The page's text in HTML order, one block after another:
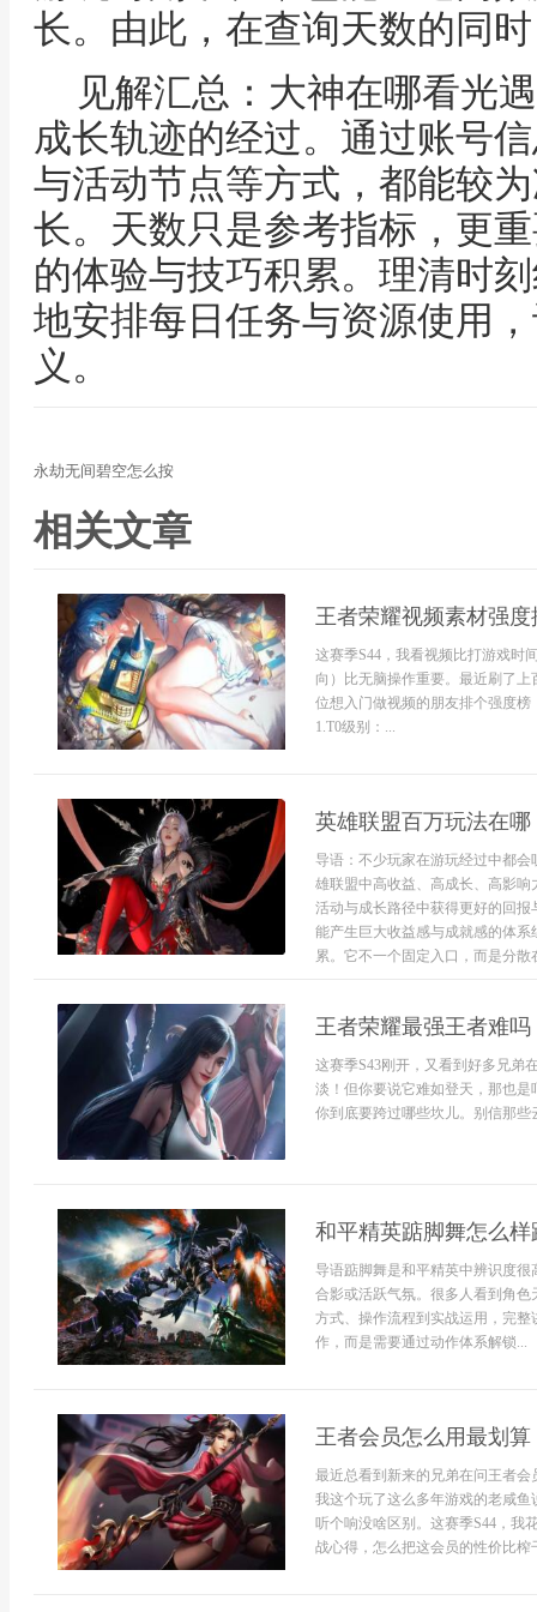
长。由此，在查询天数的同
见解汇总：大神在哪看光
成长轨迹的经过。通过账号
与活动节点等方式，都能较
长。天数只是参考指标，更
的体验与技巧积累。理清时
地安排每日任务与资源使用
义。
永劫无间碧空怎么按
相关文章
王者荣耀视频素材强
这赛季S44，我看视频比打游戏时
向）比无脑操作重要。最近刷了
位想入门做视频的朋友排个强度
1.T0级别：...
英雄联盟百万玩法在哪
导语：不少玩家在游玩经过中都
雄联盟中高收益、高成长、高影
活动与成长路径中获得更好的回
能产生巨大收益感与成就感的体
累。它不一个固定入口，而是分
王者荣耀最强王者难
这赛季S43刚开，又看到好多兄弟
淡！但你要说它难如登天，那也
你到底要跨过哪些坎儿。别信那
和平精英踮脚舞怎么样
导语踮脚舞是和平精英中辨识度
合影或活跃气氛。很多人看到角
方式、操作流程到实战运用，完
作，而是需要通过动作体系解锁...
王者会员怎么用最划
最近总看到新来的兄弟在问王者
我这个玩了这么多年游戏的老咸
听个响没啥区别。这赛季S44，我
战心得，怎么把这会员的性价比